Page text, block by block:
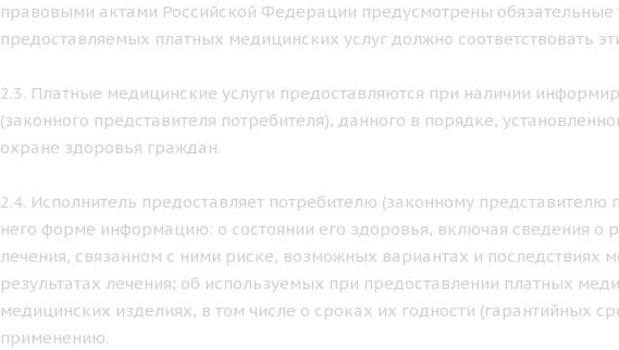
правовыми актами Российской Федерации предусмотрены обязательные
предоставляемых платных медицинских услуг должно соответствовать
2.3. Платные медицинские услуги предоставляются при наличии
(законного представителя потребителя), данного в порядке,
охране здоровья граждан.
2.4. Исполнитель предоставляет потребителю (законному представителю
него форме информацию: о состоянии его здоровья, включая сведения о
лечения, связанном с ними риске, возможных вариантах и
результатах лечения; об используемых при предоставлении платных
медицинских изделиях, в том числе о сроках их годности (гарантийных
применению.